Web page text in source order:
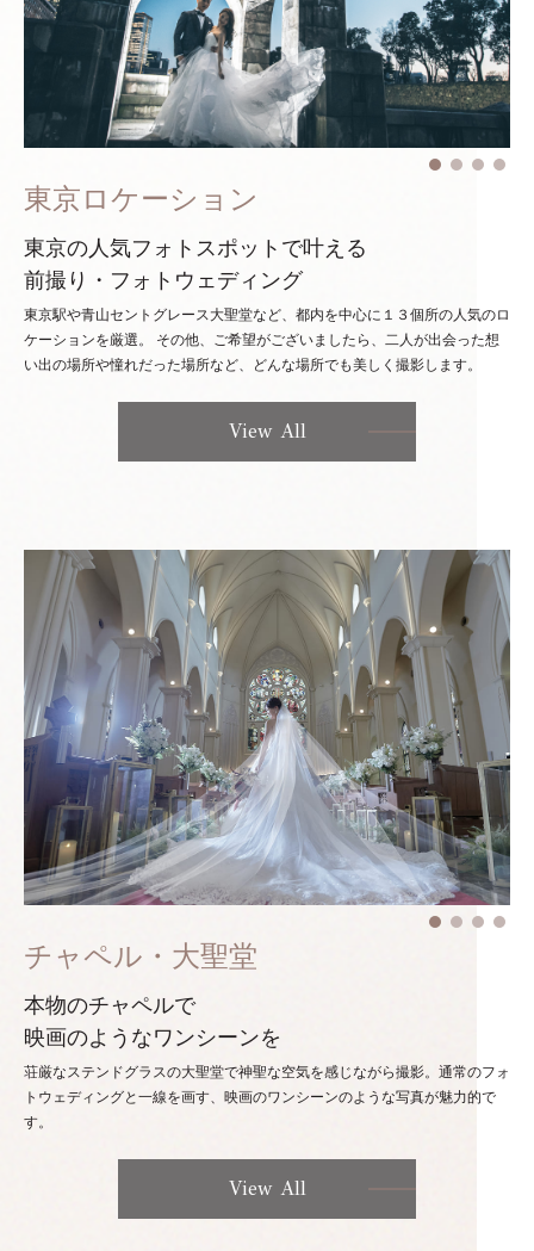
東京ロケーション
東京の人気フォトスポットで叶える
前撮り・フォトウェディング
東京駅や青山セントグレース大聖堂など、都内を中心に１３個所の人気のロ
ケーションを厳選。 その他、ご希望がございましたら、二人が出会った想
い出の場所や憧れだった場所など、どんな場所でも美しく撮影します。
View All
チャペル・大聖堂
本物のチャペルで
映画のようなワンシーンを
荘厳なステンドグラスの大聖堂で神聖な空気を感じながら撮影。通常のフォ
トウェディングと一線を画す、映画のワンシーンのような写真が魅力的で
す。
View All